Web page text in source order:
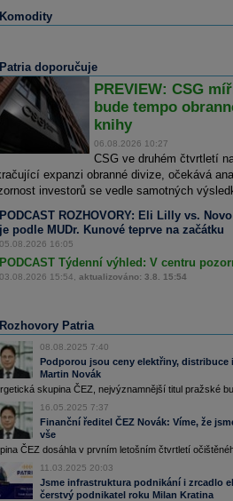
Komodity
Patria doporučuje
PREVIEW: CSG
bude tempo
knihy
06.08.2026 10:27
CSG ve druhém čtvrtletí
expanzi obranné divize, očekává
investorů se vedle samotných
PODCAST ROZHOVORY: Eli Lilly vs.
je podle MUDr. Kunové teprve na začátku
05.08.2026 16:05
PODCAST Týdenní výhled: V centru
03.08.2026 15:54, aktualizováno: 3.8. 15:54
Rozhovory Patria
08.08.2025 7:40
Podporou jsou ceny elektřiny, distribuce
Martin Novák
skupina ČEZ, nejvýznamnější titul pražské
16.05.2025 7:37
Finanční ředitel ČEZ Novák: Víme, že
vše
ČEZ dosáhla v prvním letošním čtvrtletí
11.03.2025 20:03
Jsme infrastruktura podnikání i zrcadlo
čerstvý podnikatel roku Milan Kratina